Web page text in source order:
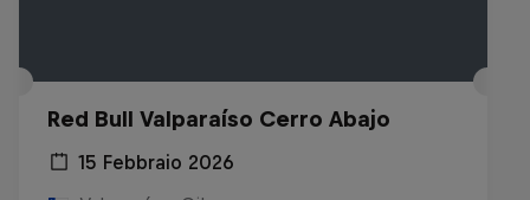
Red Bull Valparaíso Cerro Abajo
15 Febbraio 2026